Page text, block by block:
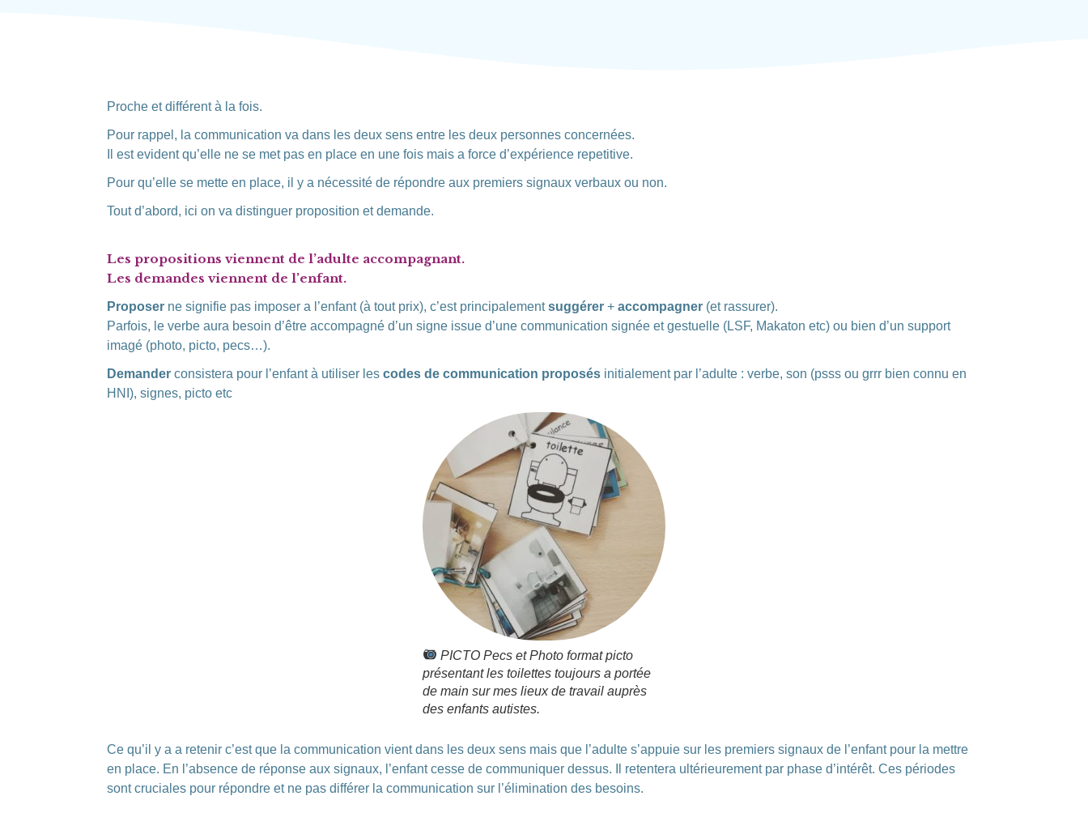
Proche et différent à la fois.
Pour rappel, la communication va dans les deux sens entre les deux personnes concernées.
Il est evident qu’elle ne se met pas en place en une fois mais a force d’expérience repetitive.
Pour qu’elle se mette en place, il y a nécessité de répondre aux premiers signaux verbaux ou non.
Tout d’abord, ici on va distinguer proposition et demande.
Les propositions viennent de l’adulte accompagnant.
Les demandes viennent de l’enfant.
Proposer ne signifie pas imposer a l’enfant (à tout prix), c’est principalementsuggérer + accompagner (et rassurer).
Parfois, le verbe aura besoin d’être accompagné d’un signe issue d’une communication signée et gestuelle (LSF, Makaton etc) ou bien d’un support
imagé (photo, picto, pecs…).
Demander consistera pour l’enfant à utiliser les codes de communication proposés initialement par l’adulte : verbe, son (psss ou grrr bien connu en
HNI), signes, picto etc
PICTO Pecs et Photo format picto
présentant les toilettes toujours a portée
de main sur mes lieux de travail auprès
des enfants autistes.
Ce qu’il y a a retenir c’est que la communication vient dans les deux sens mais que l’adulte s’appuie sur les premiers signaux de l’enfant pour la mettre
en place. En l’absence de réponse aux signaux, l’enfant cesse de communiquer dessus. Il retentera ultérieurement par phase d’intérêt. Ces périodes
sont cruciales pour répondre et ne pas différer la communication sur l’élimination des besoins.